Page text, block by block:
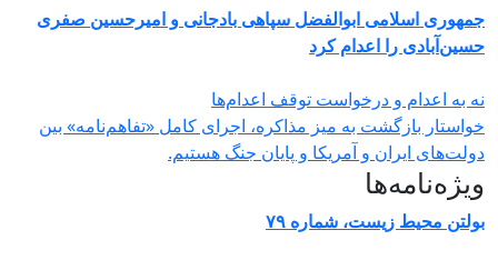
اسلامی ابوالفضل سپاهی بادجانی و امیرحسین صفری
را اعدام کرد
به اعدام و درخواست توقف اعدام‌ها
بازگشت به میز مذاکره، اجرای کامل «تفاهم‌نامه» بین
ایران و آمریکا و پایان جنگ هستیم.
محیط زیست، شماره ۷۹